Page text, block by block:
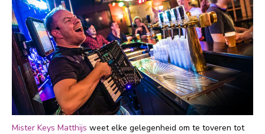
Mister Keys Matthijs weet elke gelegenheid om te toveren tot